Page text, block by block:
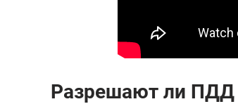
Разрешают ли ПДД